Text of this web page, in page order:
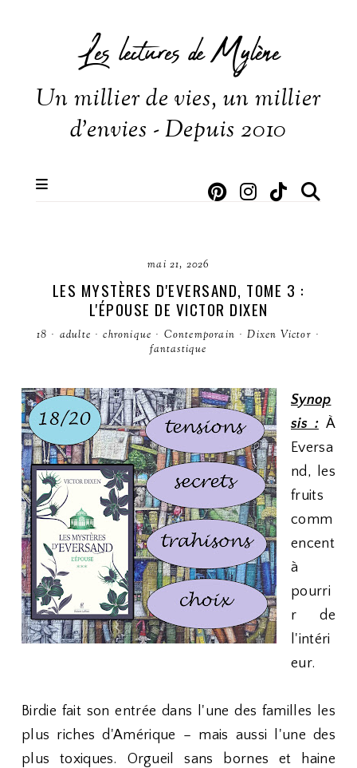
Les lectures de Mylène
Un millier de vies, un millier
d'envies - Depuis 2010
mai 21, 2026
LES MYSTÈRES D'EVERSAND, TOME 3 :
L'ÉPOUSE DE VICTOR DIXEN
18 · adulte · chronique · Contemporain · Dixen Victor ·
fantastique
Synop
sis :À
Eversa
nd, les
fruits
comm
encent
à
pourri
r de
l'intéri
eur.
Birdie fait son entrée dans l'une des familles les
plus riches d'Amérique – mais aussi l'une des
plus toxiques. Orgueil sans bornes et haine